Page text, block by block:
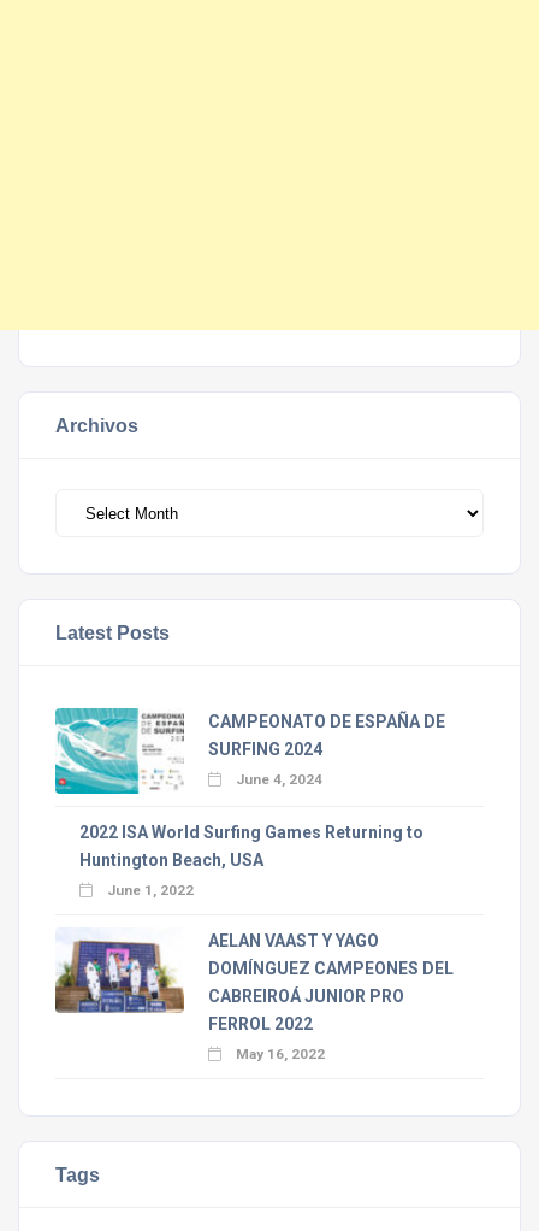
Archivos
Latest Posts
CAMPEONATO DE ESPAÑA DE
SURFING 2024
June 4, 2024
2022 ISA World Surfing Games Returning to
Huntington Beach, USA
June 1, 2022
AELAN VAAST Y YAGO
DOMÍNGUEZ CAMPEONES DEL
CABREIROÁ JUNIOR PRO
FERROL 2022
May 16, 2022
Tags